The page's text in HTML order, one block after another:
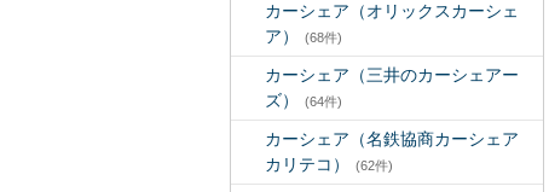
カーシェア（オリックスカーシェ
ア）
(68件)
カーシェア（三井のカーシェアー
ズ）
(64件)
カーシェア（名鉄協商カーシェア
カリテコ）
(62件)